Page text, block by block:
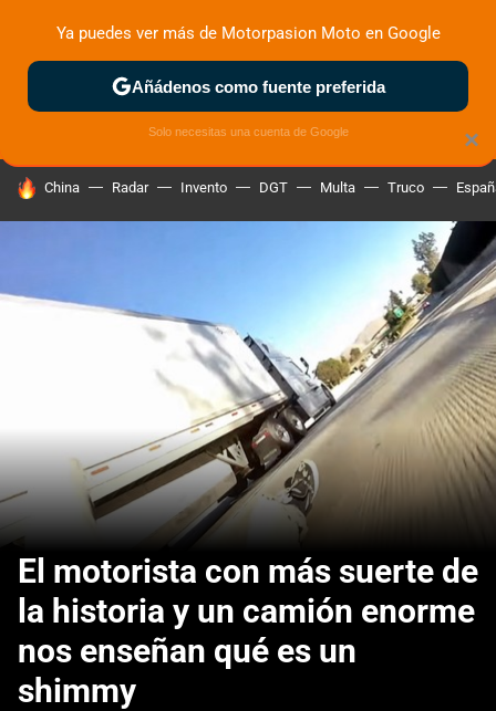
ZONA DE PRUEBAS DEPORTIVAS MOTOS ELÉCTRICAS
HOY SE HABLA DE
China Radar Invento DGT Multa Truco
El motorista con más suerte de
la historia y un camión enorme
nos enseñan qué es un
shimmy
×
Ya puedes ver más de Motorpasion Moto en Google
Añádenos como fuente preferida
Solo necesitas una cuenta de Google